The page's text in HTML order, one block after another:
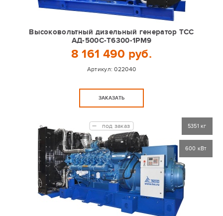
Высоковольтный дизельный генератор ТСС
АД-500С-Т6300-1РМ9
8 161 490 руб.
Артикул:022040
ЗАКАЗАТЬ
под заказ 5351 кг
600 кВт